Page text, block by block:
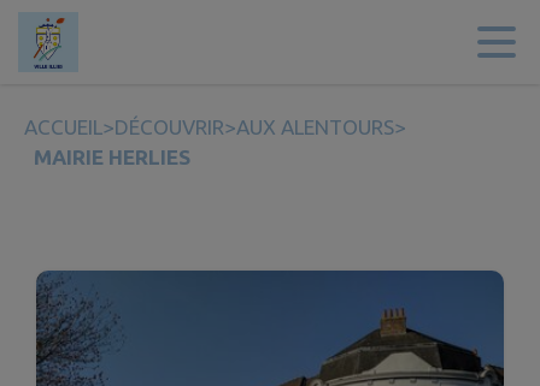
Contenu
ACCUEIL >DÉCOUVRIR>AUX ALENTOURS>
MAIRIE HERLIES